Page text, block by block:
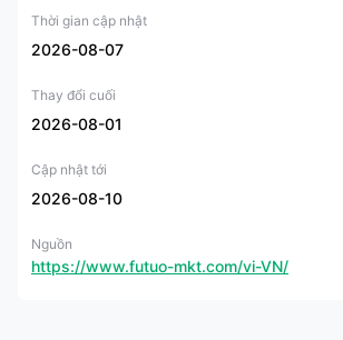
phổ biến
Nền tảng MetaTrader 4 và 5
ứng dụng giao dịch di động
FXTM Sao chép Giao dịch
FXTM Invest là một tính năng Sao chép Giao
tiếp cận đối với các nhà đầu tư ở mọi cấp độ kinh
ngưỡng vào thấp chỉ với 100 đô la , nền tảng này
dùng tự động sao chép các giao dịch của các
Thời gian cập nhật
2026-08-07
Thay đổi cuối
2026-08-01
Cập nhật tới
2026-08-10
Nguồn
https://www.futuo-mkt.com/vi-VN/